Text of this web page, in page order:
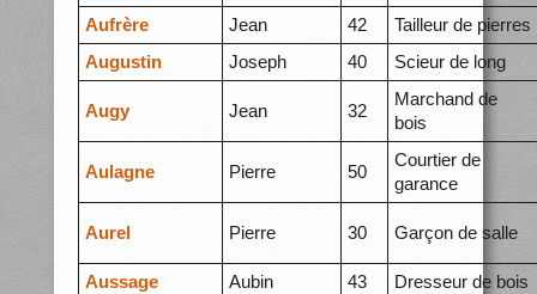
Aufrère
Jean 42
Tailleur de pierres
Augustin
Joseph 40 Scieur de long
Augy Jean 32
Marchand de
bois
Aulagne Pierre 50
Courtier de
garance
Aurel Pierre 30 Garçon de salle
Aussage Aubin 43
Dresseur de bois